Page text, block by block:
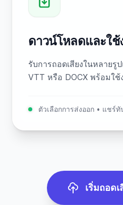
ดาวน์โหลดและใช้
รับการถอดเสียงในหลายรู
VTT หรือ DOCX พร้อมใ
ตัวเลือกการส่งออก • แชร์
เริ่มถอด